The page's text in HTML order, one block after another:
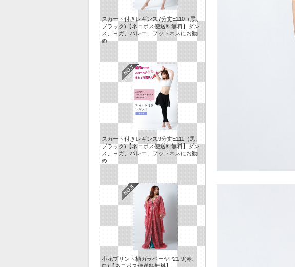
スカート付きレギンス7分丈E110（黒、
ブラック)【ネコポス便送料無料】ダン
ス、ヨガ、バレエ、フットネスにお勧
め
スカート付きレギンス9分丈E111（黒、
ブラック)【ネコポス便送料無料】ダン
ス、ヨガ、バレエ、フットネスにお勧
め
小花プリント柄ガラベーヤP21-9(赤、